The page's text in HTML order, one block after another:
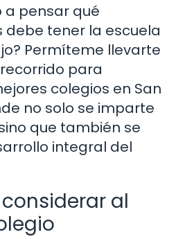
a pensar qué
tener la escuela
Permíteme llevarte
para
colegios en San
no solo se imparte
que también se
integral del
al